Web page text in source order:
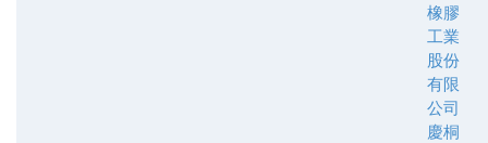
橡膠
工業
股份
有限
公司
慶桐